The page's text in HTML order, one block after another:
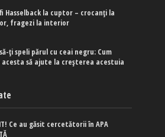
Hasselback la cuptor – crocanți la
fragezi la interior
ți speli părul cu ceai negru: Cum
să ajute la creșterea acestuia
Ce au găsit cercetătorii în APA